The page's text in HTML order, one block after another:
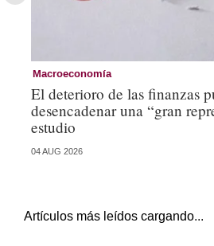
Macroeconomía
El deterioro de las finanzas
desencadenar una “gran
estudio
04 AUG 2026
Artículos más leídos cargando...